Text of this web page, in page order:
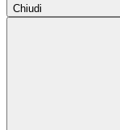
Chiudi